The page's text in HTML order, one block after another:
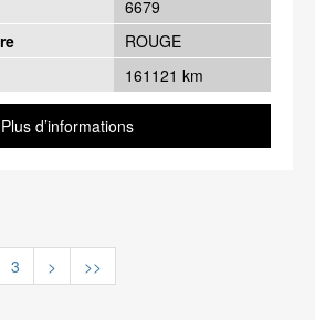
6679
ROUGE
161121 km
Plus d’informations
3 > >>